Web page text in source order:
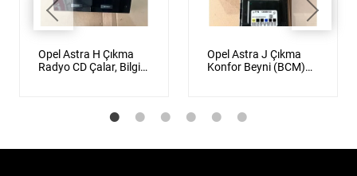
Opel Astra H Çıkma
Radyo CD Çalar, Bilgi
Opel Astra J Çıkma
Konfor Beyni (BCM)